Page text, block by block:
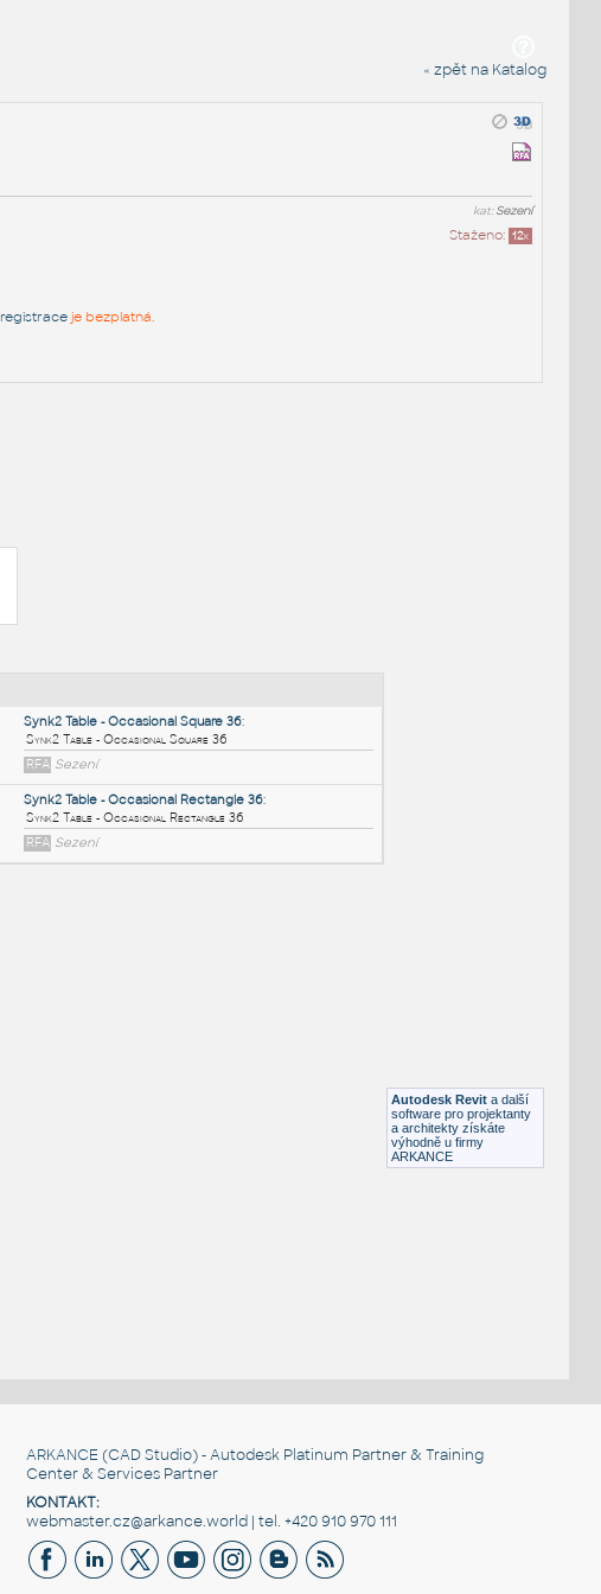
« zpět na Katalog
kat:Sezení
Staženo: 12x
registraceje bezplatná.
Autodesk Revit a další
software pro projektanty
a architekty získáte
výhodně u firmy
ARKANCE
ARKANCE (CAD Studio) - Autodesk Platinum Partner & Training
Center & Services Partner
KONTAKT:
webmaster.cz@arkance.world | tel. +420 910 970 111